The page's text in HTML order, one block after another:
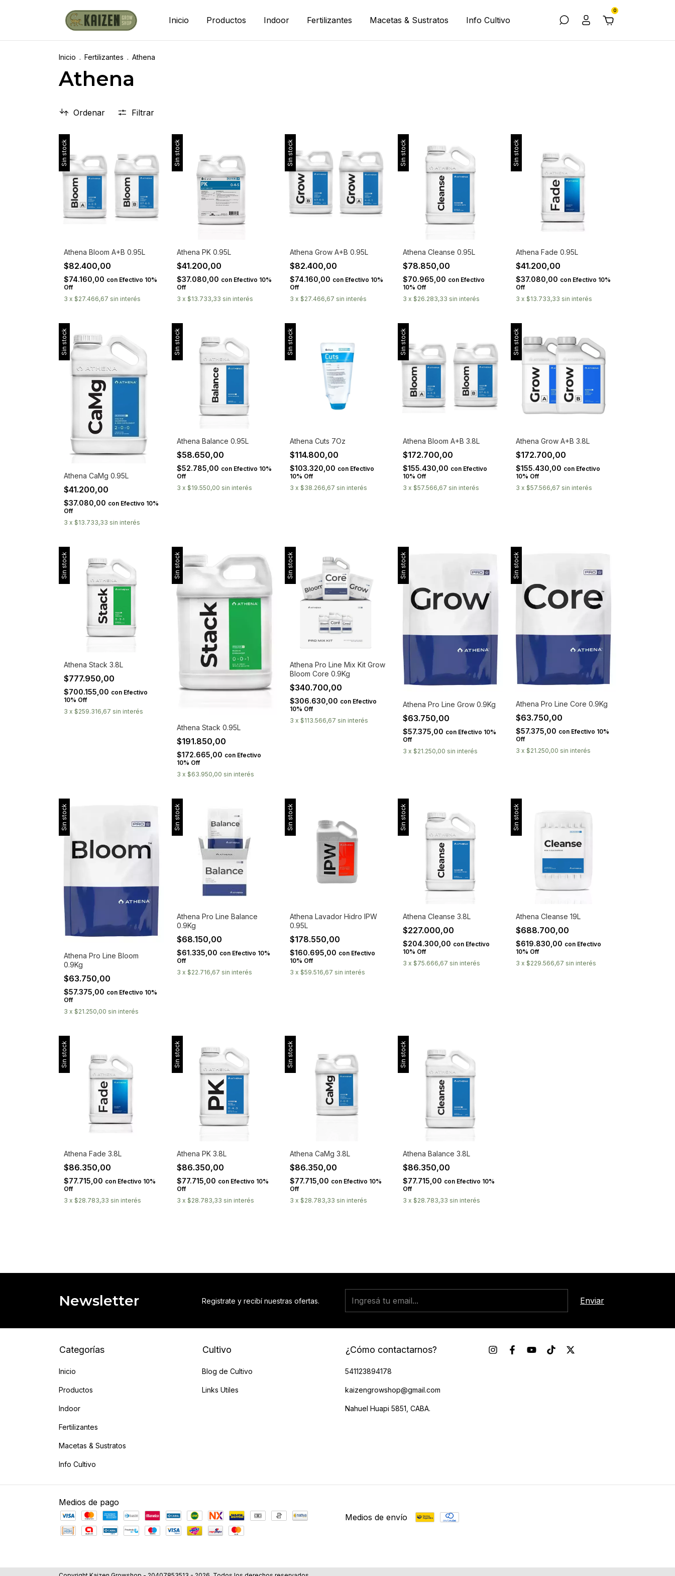
Inicio Productos Indoor Fertilizantes Macetas & Sustratos Info Cultivo
0
Inicio . Fertilizantes . Athena
Athena
Ordenar Filtrar
Sin stock
Athena Bloom A+B 0.95L
$82.400,00
$74.160,00 con Efectivo 10%
Off
3 x $27.466,67 sin interés
Sin stock
Athena PK 0.95L
$41.200,00
$37.080,00 con Efectivo 10%
Off
3 x $13.733,33 sin interés
Sin stock
Athena Grow A+B 0.95L
$82.400,00
$74.160,00 con Efectivo 10%
Off
3 x $27.466,67 sin interés
Sin stock
Athena Cleanse 0.95L
$78.850,00
$70.965,00 con Efectivo
10% Off
3 x $26.283,33 sin interés
Sin stock
Athena Fade 0.95L
$41.200,00
$37.080,00 con Efectivo 10%
Off
3 x $13.733,33 sin interés
Sin stock
Athena CaMg 0.95L
$41.200,00
$37.080,00 con Efectivo 10%
Off
3 x $13.733,33 sin interés
Sin stock
Athena Balance 0.95L
$58.650,00
$52.785,00 con Efectivo 10%
Off
3 x $19.550,00 sin interés
Sin stock
Athena Cuts 7Oz
$114.800,00
$103.320,00 con Efectivo
10% Off
3 x $38.266,67 sin interés
Sin stock
Athena Bloom A+B 3.8L
$172.700,00
$155.430,00 con Efectivo
10% Off
3 x $57.566,67 sin interés
Sin stock
Athena Grow A+B 3.8L
$172.700,00
$155.430,00 con Efectivo
10% Off
3 x $57.566,67 sin interés
Sin stock
Athena Stack 3.8L
$777.950,00
$700.155,00 con Efectivo
10% Off
3 x $259.316,67 sin interés
Sin stock
Athena Stack 0.95L
$191.850,00
$172.665,00 con Efectivo
10% Off
3 x $63.950,00 sin interés
Sin stock
Athena Pro Line Mix Kit Grow
Bloom Core 0.9Kg
$340.700,00
$306.630,00 con Efectivo
10% Off
3 x $113.566,67 sin interés
Sin stock
Athena Pro Line Grow 0.9Kg
$63.750,00
$57.375,00 con Efectivo 10%
Off
3 x $21.250,00 sin interés
Sin stock
Athena Pro Line Core 0.9Kg
$63.750,00
$57.375,00 con Efectivo 10%
Off
3 x $21.250,00 sin interés
Sin stock
Athena Pro Line Bloom
0.9Kg
$63.750,00
$57.375,00 con Efectivo 10%
Off
3 x $21.250,00 sin interés
Sin stock
Athena Pro Line Balance
0.9Kg
$68.150,00
$61.335,00 con Efectivo 10%
Off
3 x $22.716,67 sin interés
Sin stock
Athena Lavador Hidro IPW
0.95L
$178.550,00
$160.695,00 con Efectivo
10% Off
3 x $59.516,67 sin interés
Sin stock
Athena Cleanse 3.8L
$227.000,00
$204.300,00 con Efectivo
10% Off
3 x $75.666,67 sin interés
Sin stock
Athena Cleanse 19L
$688.700,00
$619.830,00 con Efectivo
10% Off
3 x $229.566,67 sin interés
Sin stock
Athena Fade 3.8L
$86.350,00
$77.715,00 con Efectivo 10%
Off
3 x $28.783,33 sin interés
Sin stock
Athena PK 3.8L
$86.350,00
$77.715,00 con Efectivo 10%
Off
3 x $28.783,33 sin interés
Sin stock
Athena CaMg 3.8L
$86.350,00
$77.715,00 con Efectivo 10%
Off
3 x $28.783,33 sin interés
Sin stock
Athena Balance 3.8L
$86.350,00
$77.715,00 con Efectivo 10%
Off
3 x $28.783,33 sin interés
Newsletter Registrate y recibí nuestras ofertas.
Categorías
Inicio
Productos
Indoor
Fertilizantes
Macetas & Sustratos
Info Cultivo
Cultivo
Blog de Cultivo
Links Utiles
¿Cómo contactarnos?
541123894178
kaizengrowshop@gmail.com
Nahuel Huapi 5851, CABA.
Medios de pago
Medios de envío